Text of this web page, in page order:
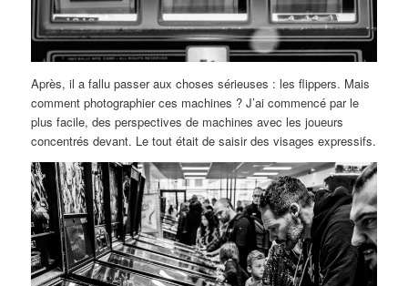
Après, il a fallu passer aux choses sérieuses : les flippers. Mais
comment photographier ces machines ? J’ai commencé par le
plus facile, des perspectives de machines avec les joueurs
concentrés devant. Le tout était de saisir des visages expressifs.